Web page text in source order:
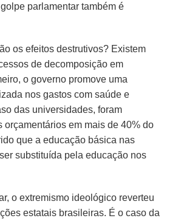
parlamentar também é
os efeitos destrutivos? Existem
de decomposição em
o governo promove uma
nos gastos com saúde e
das universidades, foram
orçamentários em mais de 40% do
que a educação básica nas
substituída pela educação nos
o extremismo ideológico reverteu
estatais brasileiras. É o caso da